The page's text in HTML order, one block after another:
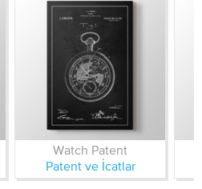
Watch Patent
Patent ve İcatlar